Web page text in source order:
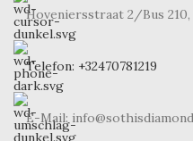
Hoveniersstraat 2/Bus
Telefon: +32470781219
E-Mail: